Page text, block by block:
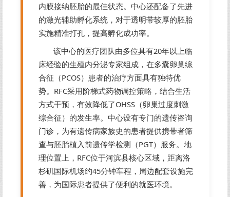
内膜接纳胚胎的最佳状态。中心还配备了先进
的激光辅助孵化系统，对于透明带较厚的胚胎
实施精准打孔，提高孵化成功率。
该中心的医疗团队由多位具有20年以上临
床经验的生殖内分泌专家组成，在多囊卵巢综
合征（PCOS）患者的治疗方面具有独特优
势。RFC采用阶梯式药物调控策略，结合生活
方式干预，有效降低了OHSS（卵巢过度刺激
综合征）的发生率。中心设有专门的遗传咨询
门诊，为有遗传病家族史的患者提供携带者筛
查与胚胎植入前遗传学检测（PGT）服务。地
理位置上，RFC位于河滨县核心区域，距离洛
杉矶国际机场约45分钟车程，周边配套设施完
善，为国际患者提供了便利的就医环境。